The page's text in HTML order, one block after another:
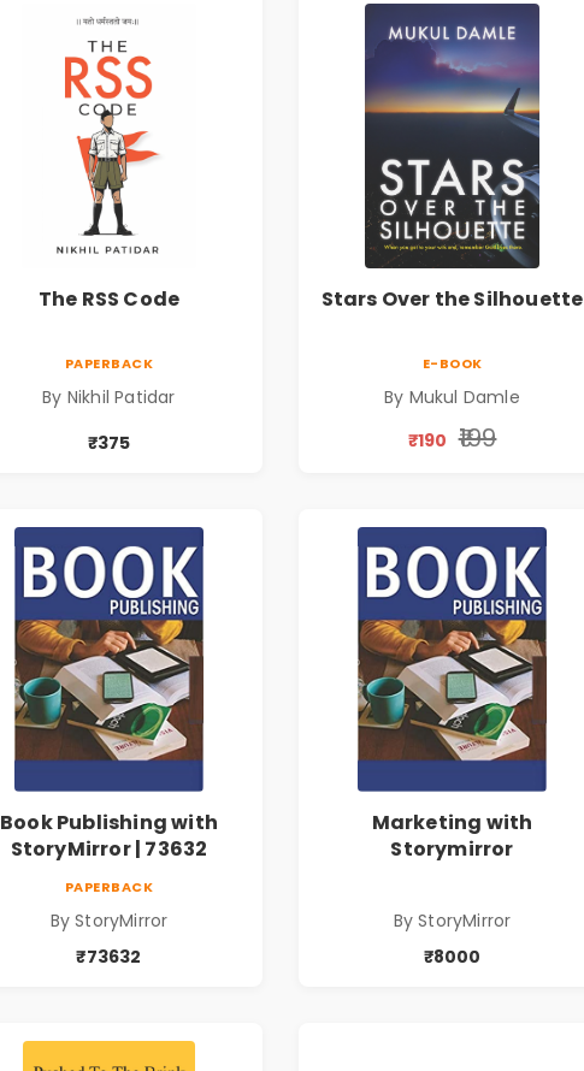
The RSS Code
PAPERBACK
By Nikhil Patidar
₹375
Stars Over the Silhouette
E-BOOK
By Mukul Damle
₹190 ₹199
Book Publishing with
StoryMirror | 73632
PAPERBACK
By StoryMirror
₹73632
Marketing with
Storymirror
By StoryMirror
₹8000